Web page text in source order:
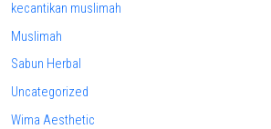
kecantikan muslimah
Muslimah
Sabun Herbal
Uncategorized
Wima Aesthetic